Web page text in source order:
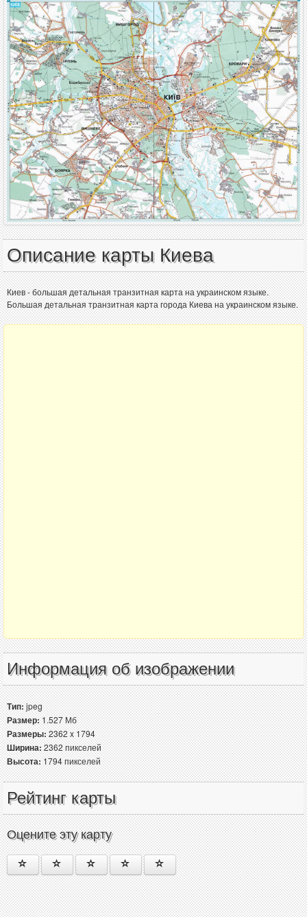
Описание карты Киева
Киев - большая детальная транзитная карта на украинском языке.
Большая детальная транзитная карта города Киева на украинском языке.
Информация об изображении
Тип:jpeg
Размер:1.527 Мб
Размеры:2362 x 1794
Ширина:2362 пикселей
Высота:1794 пикселей
Рейтинг карты
Оцените эту карту